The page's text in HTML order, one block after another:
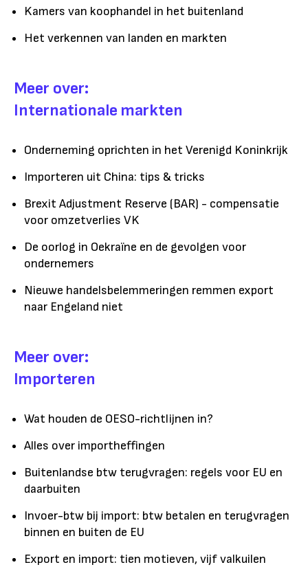
Kamers van koophandel in het buitenland
Het verkennen van landen en markten
Meer over:
Internationale markten
Onderneming oprichten in het Verenigd Koninkrijk
Importeren uit China: tips & tricks
Brexit Adjustment Reserve (BAR) - compensatie
voor omzetverlies VK
De oorlog in Oekraïne en de gevolgen voor
ondernemers
Nieuwe handelsbelemmeringen remmen export
naar Engeland niet
Meer over:
Importeren
Wat houden de OESO-richtlijnen in?
Alles over importheffingen
Buitenlandse btw terugvragen: regels voor EU en
daarbuiten
Invoer-btw bij import: btw betalen en terugvragen
binnen en buiten de EU
Export en import: tien motieven, vijf valkuilen